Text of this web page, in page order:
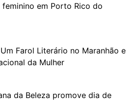
em Porto Rico do
Farol Literário no Maranhão e
da Mulher
da Beleza promove dia de